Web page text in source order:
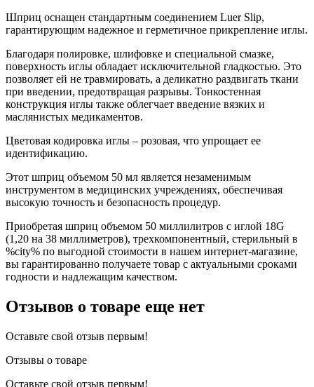
Шприц оснащен стандартным соединением Luer Slip,
гарантирующим надежное и герметичное прикрепление иглы.
Благодаря полировке, шлифовке и специальной смазке,
поверхность иглы обладает исключительной гладкостью. Это
позволяет ей не травмировать, а деликатно раздвигать ткани
при введении, предотвращая разрывы. Тонкостенная
конструкция иглы также облегчает введение вязких и
маслянистых медикаментов.
Цветовая кодировка иглы – розовая, что упрощает ее
идентификацию.
Этот шприц объемом 50 мл является незаменимым
инструментом в медицинских учреждениях, обеспечивая
высокую точность и безопасность процедур.
Приобретая шприц объемом 50 миллилитров с иглой 18G
(1,20 на 38 миллиметров), трехкомпонентный, стерильный в
%city% по выгодной стоимости в нашем интернет-магазине,
вы гарантированно получаете товар с актуальными сроками
годности и надлежащим качеством.
Отзывов о товаре еще нет
Оставьте свой отзыв первым!
Отзывы о товаре
Оставьте свой отзыв первым!